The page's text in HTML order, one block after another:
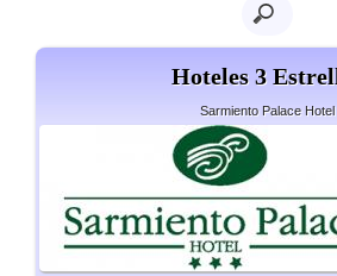
Hoteles 3
Sarmiento Palace Hotel